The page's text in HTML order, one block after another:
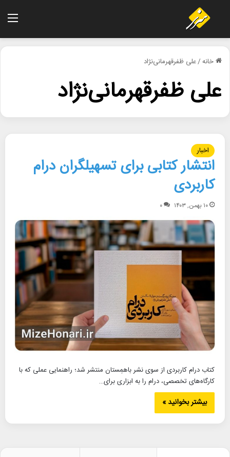
خانه/علی ظفرقهرمانی‌نژاد
علی ظفرقهرمانی‌نژاد
اخبار
انتشار کتابی برای تسهیلگران درام
کاربردی
۱۰ بهمن, ۱۴۰۳ ۰
کتاب درام کاربردی از سوی نشر باهمِستان منتشر شد؛ راهنمایی عملی که با
کارگاه‌های تخصصی، درام را به ابزاری برای…
بیشتر بخوانید »